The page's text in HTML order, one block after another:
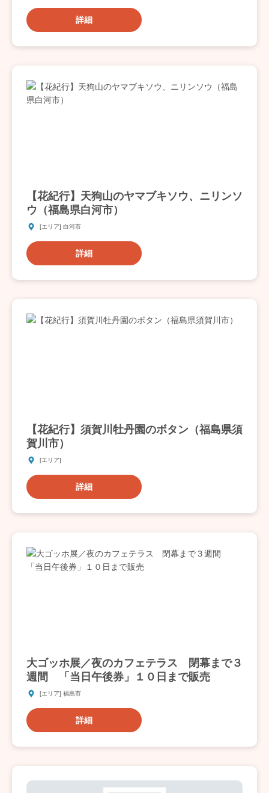
詳細
【花紀行】天狗山のヤマブキソウ、ニリンソ
ウ（福島県白河市）
[エリア] 白河市
詳細
【花紀行】須賀川牡丹園のボタン（福島県須
賀川市）
[エリア]
詳細
大ゴッホ展／夜のカフェテラス 閉幕まで３
週間 「当日午後券」１０日まで販売
[エリア] 福島市
詳細